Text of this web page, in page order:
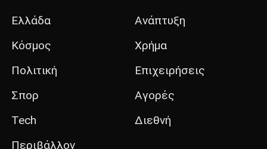
Ελλάδα
Κόσμος
Πολιτική
Σπορ
Tech
Περιβάλλον
Ανάπτυξη
Χρήμα
Επιχειρήσεις
Αγορές
Διεθνή